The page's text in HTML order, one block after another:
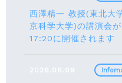
西澤精一 教授(東北大
京科学大学)の講演会
17:20に開催されます
2026.06.09